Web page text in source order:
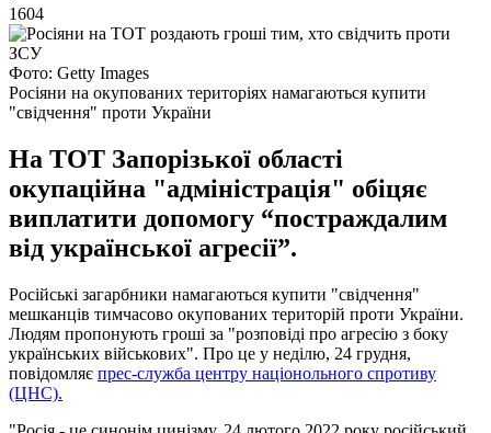
1604
Фото: Getty Images
Росіяни на окупованих територіях намагаються купити
"свідчення" проти України
На ТОТ Запорізької області
окупаційна "адміністрація" обіцяє
виплатити допомогу “постраждалим
від української агресії”.
Російські загарбники намагаються купити "свідчення"
мешканців тимчасово окупованих територій проти України.
Людям пропонують гроші за "розповіді про агресію з боку
українських військових". Про це у неділю, 24 грудня,
повідомляє прес-служба центру націонольного спротиву
(ЦНС).